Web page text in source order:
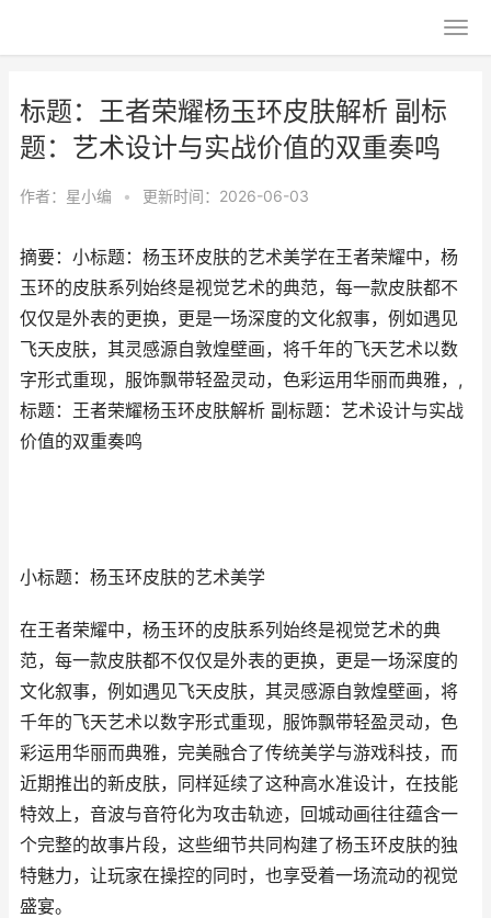
标题：王者荣耀杨玉环皮肤解析 副标
题：艺术设计与实战价值的双重奏鸣
作者： 星小编 • 更新时间：2026-06-03
摘要：小标题：杨玉环皮肤的艺术美学在王者荣耀中，杨
玉环的皮肤系列始终是视觉艺术的典范，每一款皮肤都不
仅仅是外表的更换，更是一场深度的文化叙事，例如遇见
飞天皮肤，其灵感源自敦煌壁画，将千年的飞天艺术以数
字形式重现，服饰飘带轻盈灵动，色彩运用华丽而典雅，,
标题：王者荣耀杨玉环皮肤解析 副标题：艺术设计与实战
价值的双重奏鸣
小标题：杨玉环皮肤的艺术美学
在王者荣耀中，杨玉环的皮肤系列始终是视觉艺术的典
范，每一款皮肤都不仅仅是外表的更换，更是一场深度的
文化叙事，例如遇见飞天皮肤，其灵感源自敦煌壁画，将
千年的飞天艺术以数字形式重现，服饰飘带轻盈灵动，色
彩运用华丽而典雅，完美融合了传统美学与游戏科技，而
近期推出的新皮肤，同样延续了这种高水准设计，在技能
特效上，音波与音符化为攻击轨迹，回城动画往往蕴含一
个完整的故事片段，这些细节共同构建了杨玉环皮肤的独
特魅力，让玩家在操控的同时，也享受着一场流动的视觉
盛宴。